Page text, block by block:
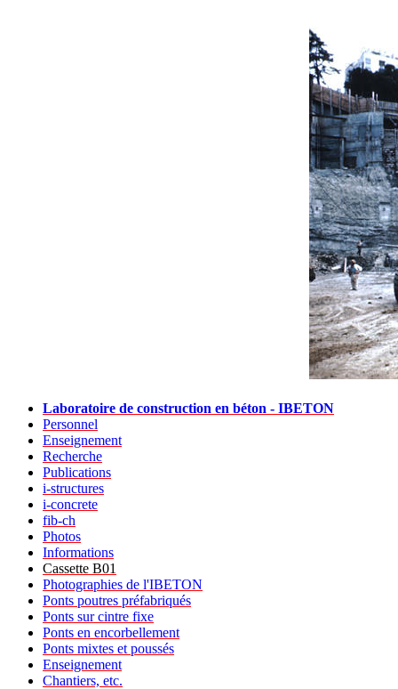
Laboratoire de construction en béton - IBETON
Personnel
Enseignement
Recherche
Publications
i-structures
i-concrete
fib-ch
Photos
Informations
Cassette B01
Photographies de l'IBETON
Ponts poutres préfabriqués
Ponts sur cintre fixe
Ponts en encorbellement
Ponts mixtes et poussés
Enseignement
Chantiers, etc.